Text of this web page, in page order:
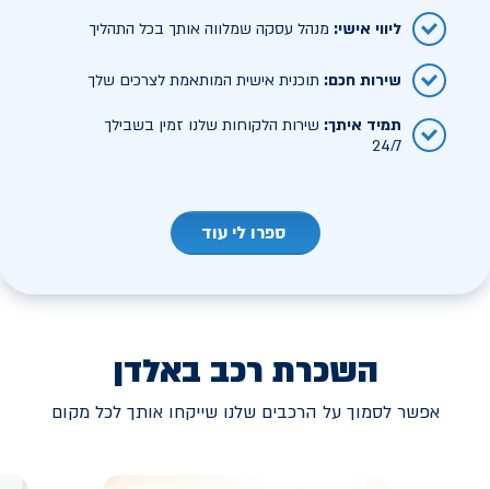
ליווי אישי: מנהל עסקה שמלווה אותך בכל התהליך
שירות חכם: תוכנית אישית המותאמת לצרכים שלך
תמיד איתך: שירות הלקוחות שלנו זמין בשבילך
24/7
ספרו לי עוד
השכרת רכב באלדן
אפשר לסמוך על הרכבים שלנו שייקחו אותך לכל מקום